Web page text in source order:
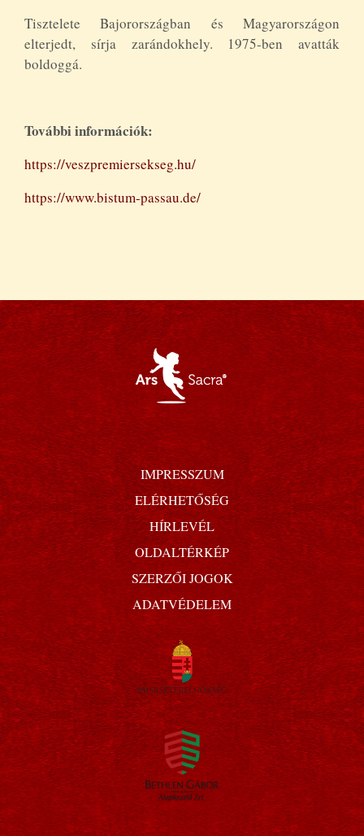
Tisztelete Bajorországban és Magyarországon
elterjedt, sírja zarándokhely. 1975-ben avatták
boldoggá.
További információk:
https://veszpremiersekseg.hu/
https://www.bistum-passau.de/
IMPRESSZUM
ELÉRHETŐSÉG
HÍRLEVÉL
OLDALTÉRKÉP
SZERZŐI JOGOK
ADATVÉDELEM